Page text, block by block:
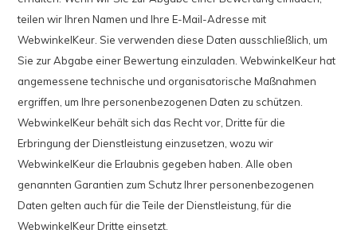
teilen wir Ihren Namen und Ihre E-Mail-Adresse mit
WebwinkelKeur. Sie verwenden diese Daten ausschließlich, um
Sie zur Abgabe einer Bewertung einzuladen. WebwinkelKeur hat
angemessene technische und organisatorische Maßnahmen
ergriffen, um Ihre personenbezogenen Daten zu schützen.
WebwinkelKeur behält sich das Recht vor, Dritte für die
Erbringung der Dienstleistung einzusetzen, wozu wir
WebwinkelKeur die Erlaubnis gegeben haben. Alle oben
genannten Garantien zum Schutz Ihrer personenbezogenen
Daten gelten auch für die Teile der Dienstleistung, für die
WebwinkelKeur Dritte einsetzt.